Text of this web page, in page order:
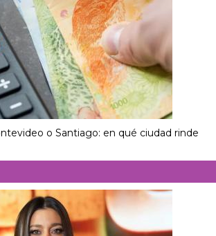
o Santiago: en qué ciudad rinde